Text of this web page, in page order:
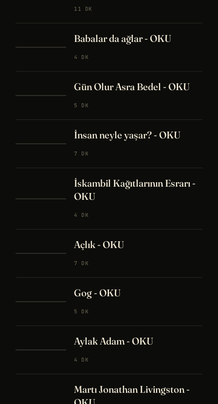
11 DK
Babalar da ağlar - OKU
4 DK
Gün Olur Asra Bedel - OKU
5 DK
İnsan neyle yaşar? - OKU
7 DK
İskambil Kağıtlarının Esrarı -
OKU
4 DK
Açlık - OKU
7 DK
Gog - OKU
5 DK
Aylak Adam - OKU
4 DK
Martı Jonathan Livingston -